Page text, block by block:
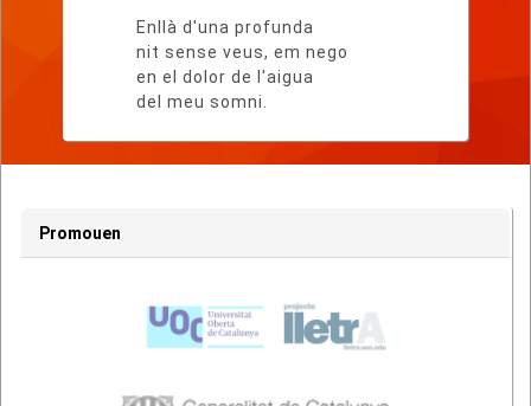
Enllà d'una profunda
nit sense veus, em nego
en el dolor de l'aigua
del meu somni.
Promouen